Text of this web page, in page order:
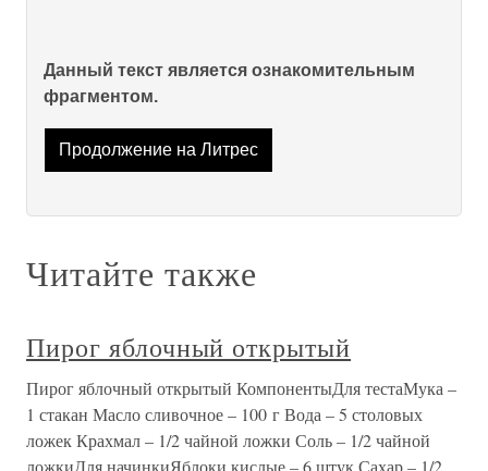
Данный текст является ознакомительным
фрагментом.
Продолжение на Литрес
Читайте также
Пирог яблочный открытый
Пирог яблочный открытый КомпонентыДля тестаМука –
1 стакан Масло сливочное – 100 г Вода – 5 столовых
ложек Крахмал – 1/2 чайной ложки Соль – 1/2 чайной